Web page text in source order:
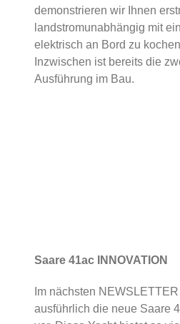
demonstrieren wir Ihnen
landstromunabhängig mit
elektrisch an Bord zu
Inzwischen ist bereits die
Ausführung im Bau.
Saare 41ac INNOVATION
Im nächsten
ausführlich die neue Saare